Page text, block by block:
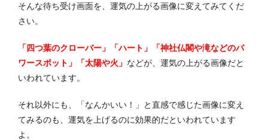
そんな待ち受け画面を、運気の上がる画像に変えてみてくだ
さい。
「四つ葉のクローバー」「ハート」「神社仏閣や滝などのパ
ワースポット」「太陽や火」 などが、運気の上がる画像だと
いわれています。
それ以外にも、「なんかいい！」と直感で感じた画像に変え
てみるのも、運気を上げるのに効果的だといわれています
よ。